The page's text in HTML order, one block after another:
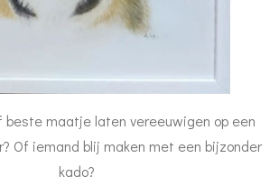
beste maatje laten vereeuwigen op een
Of iemand blij maken met een bijzonder
kado?